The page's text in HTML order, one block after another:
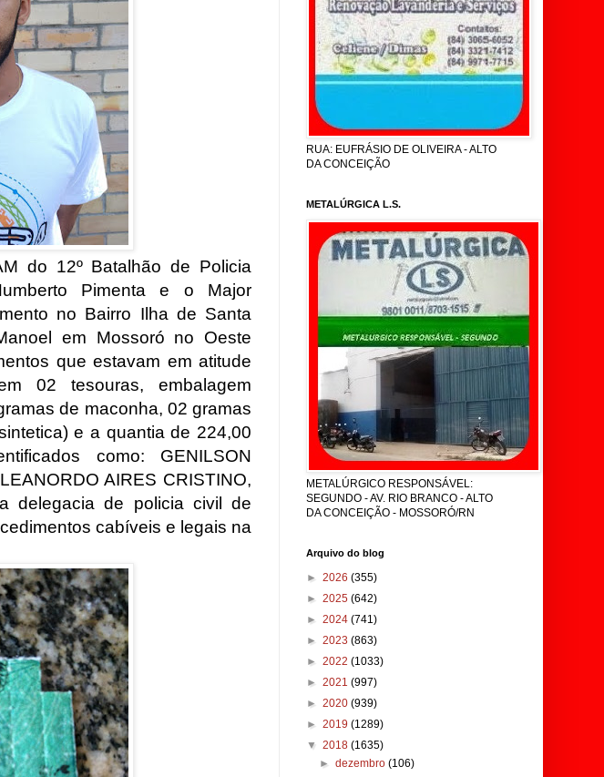
do 12º Batalhão de Policia
Pimenta e o Major
no Bairro Ilha de Santa
em Mossoró no Oeste
que estavam em atitude
02 tesouras, embalagem
de maconha, 02 gramas
e a quantia de 224,00
como: GENILSON
AIRES CRISTINO,
delegacia de policia civil de
cabíveis e legais na
RUA: EUFRÁSIO DE OLIVEIRA - ALTO
DA CONCEIÇÃO
METALÚRGICA L.S.
METALÚRGICO RESPONSÁVEL:
SEGUNDO - AV. RIO BRANCO - ALTO
DA CONCEIÇÃO - MOSSORÓ/RN
Arquivo do blog
► 2026 (355)
► 2025 (642)
► 2024 (741)
► 2023 (863)
► 2022 (1033)
► 2021 (997)
► 2020 (939)
► 2019 (1289)
▼ 2018 (1635)
►dezembro(106)